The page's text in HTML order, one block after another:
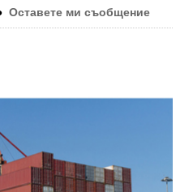
Оставете ми съобщение